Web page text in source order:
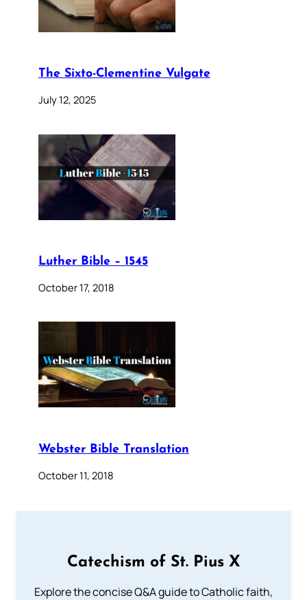
The Sixto-Clementine Vulgate
July 12, 2025
Luther Bible – 1545
October 17, 2018
Webster Bible Translation
October 11, 2018
Catechism of St. Pius X
Explore the concise Q&A guide to Catholic faith,